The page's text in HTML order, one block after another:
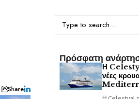
Share
Πρόσφατη
Η
νέες